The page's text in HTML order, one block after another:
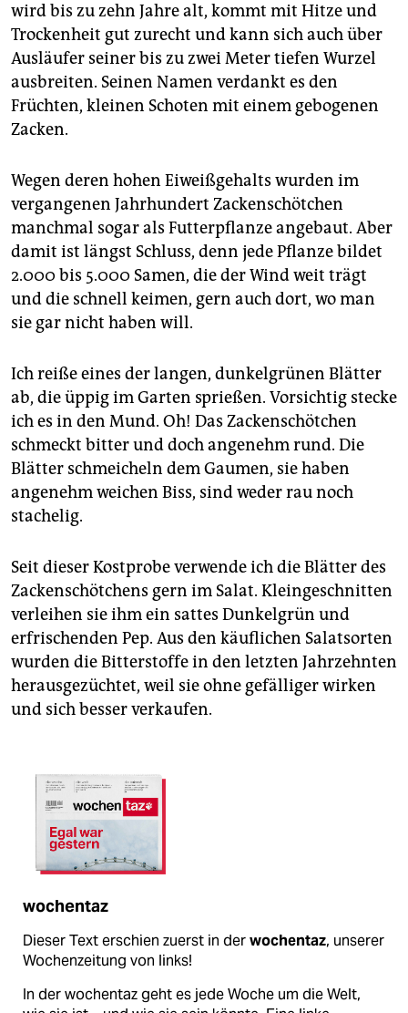
wird bis zu zehn Jahre alt, kommt mit Hitze und
Trockenheit gut zurecht und kann sich auch über
Ausläufer seiner bis zu zwei Meter tiefen Wurzel
ausbreiten. Seinen Namen verdankt es den
Früchten, kleinen Schoten mit einem gebogenen
Zacken.
Wegen deren hohen Eiweißgehalts wurden im
vergangenen Jahrhundert Zackenschötchen
manchmal sogar als Futterpflanze angebaut. Aber
damit ist längst Schluss, denn jede Pflanze bildet
2.000 bis 5.000 Samen, die der Wind weit trägt
und die schnell keimen, gern auch dort, wo man
sie gar nicht haben will.
Ich reiße eines der langen, dunkelgrünen Blätter
ab, die üppig im Garten sprießen. Vorsichtig stecke
ich es in den Mund. Oh! Das Zackenschötchen
schmeckt bitter und doch angenehm rund. Die
Blätter schmeicheln dem Gaumen, sie haben
angenehm weichen Biss, sind weder rau noch
stachelig.
Seit dieser Kostprobe verwende ich die Blätter des
Zackenschötchens gern im Salat. Kleingeschnitten
verleihen sie ihm ein sattes Dunkelgrün und
erfrischenden Pep. Aus den käuflichen Salatsorten
wurden die Bitterstoffe in den letzten Jahrzehnten
herausgezüchtet, weil sie ohne gefälliger wirken
und sich besser verkaufen.
wochentaz
Dieser Text erschien zuerst in derwochentaz, unserer
Wochenzeitung von links!
In der wochentaz geht es jede Woche um die Welt,